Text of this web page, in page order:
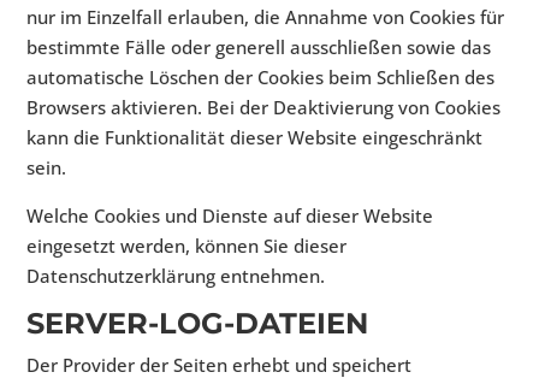
nur im Einzelfall erlauben, die Annahme von Cookies für
bestimmte Fälle oder generell ausschließen sowie das
automatische Löschen der Cookies beim Schließen des
Browsers aktivieren. Bei der Deaktivierung von Cookies
kann die Funktionalität dieser Website eingeschränkt
sein.
Welche Cookies und Dienste auf dieser Website
eingesetzt werden, können Sie dieser
Datenschutzerklärung entnehmen.
SERVER-LOG-DATEIEN
Der Provider der Seiten erhebt und speichert